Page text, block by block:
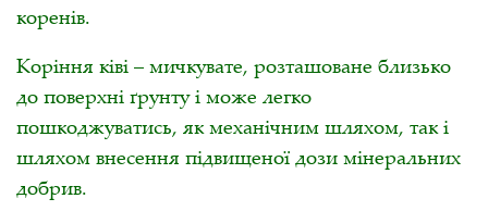
коренів.
Коріння ківі – мичкувате, розташоване близько
до поверхні ґрунту і може легко
пошкоджуватись, як механічним шляхом, так і
шляхом внесення підвищеної дози мінеральних
добрив.